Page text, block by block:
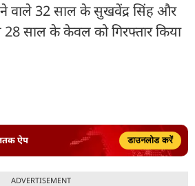
वाले 32 साल के सुखवेंद्र सिंह और
साल के केवल को गिरफ्तार किया
ऐप डाउनलोड करें
ADVERTISEMENT